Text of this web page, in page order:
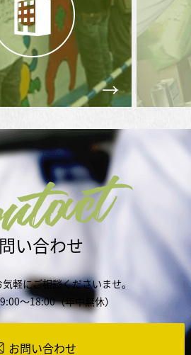
い合わせ
軽にご相談くださいませ。
～18:00（年中無休）
お問い合わせ